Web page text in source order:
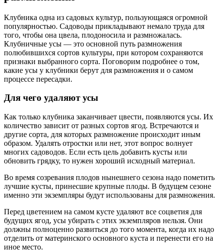
Клубника одна из садовых культур, пользующаяся огромной
популярностью. Садоводы прикладывают немало труда для
того, чтобы она цвела, плодоносила и размножалась.
Клубничные усы — это основной путь размножения
полюбившихся сортов культуры, при котором сохраняются
признаки выбранного сорта. Поговорим подробнее о том,
какие усы у клубники берут для размножения и о самом
процессе пересадки.
Для чего удаляют усы
Как только клубника заканчивает цвести, появляются усы. Их
количество зависит от разных сортов ягод. Встречаются и
другие сорта, для которых размножение происходит иным
образом. Удалять отростки или нет, этот вопрос волнует
многих садоводов. Если есть цель добавить кусты или
обновить грядку, то нужен хороший исходный материал.
Во время созревания плодов нынешнего сезона надо пометить
лучшие кусты, принесшие крупные плоды. В будущем сезоне
именно эти экземпляры будут использованы для размножения.
Перед цветением на самом кусте удаляют все соцветия для
будущих ягод, усы убирать с этих экземпляров нельзя. Они
должны полноценно развиться до того момента, когда их надо
отделить от материнского основного куста и перенести его на
иное место.